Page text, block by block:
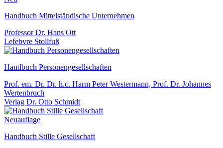
Handbuch Mittelständische Unternehmen
Professor Dr. Hans Ott
Lefebvre Stollfuß
Handbuch Personengesellschaften
Prof. em. Dr. Dr. h.c. Harm Peter Westermann, Prof. Dr. Johannes
Wertenbruch
Verlag Dr. Otto Schmidt
Neuauflage
Handbuch Stille Gesellschaft